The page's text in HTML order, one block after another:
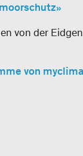
von der
von